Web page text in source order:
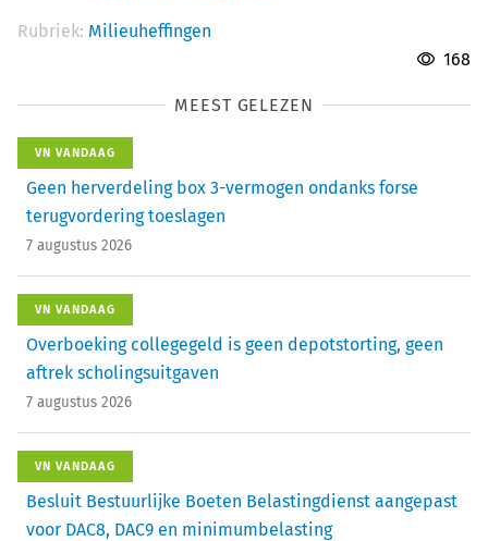
Rubriek: Milieuheffingen
168
MEEST GELEZEN
VN VANDAAG
Geen herverdeling box 3-vermogen ondanks forse
terugvordering toeslagen
7 augustus 2026
VN VANDAAG
Overboeking collegegeld is geen depotstorting, geen
aftrek scholingsuitgaven
7 augustus 2026
VN VANDAAG
Besluit Bestuurlijke Boeten Belastingdienst aangepast
voor DAC8, DAC9 en minimumbelasting